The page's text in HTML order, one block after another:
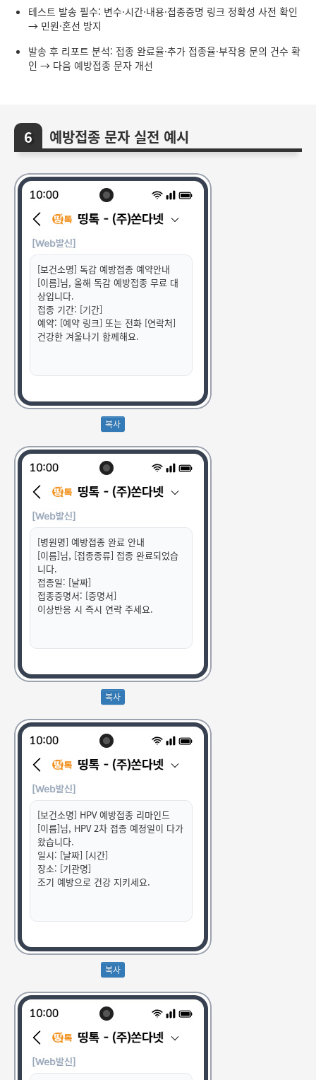
테스트 발송 필수: 변수·시간·내용·접종증명 링크 정확성 사전 확인
→ 민원·혼선 방지
발송 후 리포트 분석: 접종 완료율·추가 접종율·부작용 문의 건수 확
인 → 다음 예방접종 문자 개선
예방접종 문자 실전 예시
[보건소명] 독감 예방접종 예약안내
[이름]님, 올해 독감 예방접종 무료 대
상입니다.
접종 기간: [기간]
예약: [예약 링크] 또는 전화 [연락처]
건강한 겨울나기 함께해요.
[병원명] 예방접종 완료 안내
[이름]님, [접종종류] 접종 완료되었습
니다.
접종일: [날짜]
접종증명서: [증명서]
이상반응 시 즉시 연락 주세요.
[보건소명] HPV 예방접종 리마인드
[이름]님, HPV 2차 접종 예정일이 다가
왔습니다.
일시: [날짜] [시간]
장소: [기관명]
조기 예방으로 건강 지키세요.